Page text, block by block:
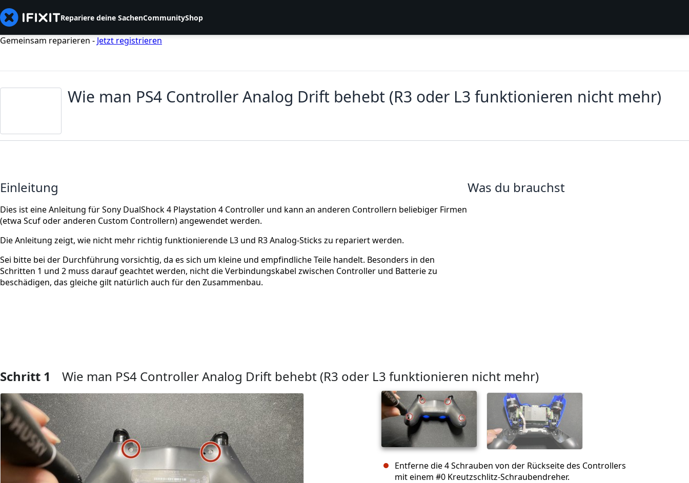
Repariere deine SachenCommunityShop
Gemeinsam reparieren - Jetzt registrieren
Wie man PS4 Controller Analog Drift behebt (R3 oder L3 funktionieren nicht mehr)
Einleitung
Dies ist eine Anleitung für Sony DualShock 4 Playstation 4 Controller und kann an anderen Controllern beliebiger Firmen
(etwa Scuf oder anderen Custom Controllern) angewendet werden.
Die Anleitung zeigt, wie nicht mehr richtig funktionierende L3 und R3 Analog-Sticks zu repariert werden.
Sei bitte bei der Durchführung vorsichtig, da es sich um kleine und empfindliche Teile handelt. Besonders in den
Schritten 1 und 2 muss darauf geachtet werden, nicht die Verbindungskabel zwischen Controller und Batterie zu
beschädigen, das gleiche gilt natürlich auch für den Zusammenbau.
Was du brauchst
Schritt 1 Wie man PS4 Controller Analog Drift behebt (R3 oder L3 funktionieren nicht mehr)
Entferne die 4 Schrauben von der Rückseite des Controllers
mit einem #0 Kreutzschlitz-Schraubendreher.